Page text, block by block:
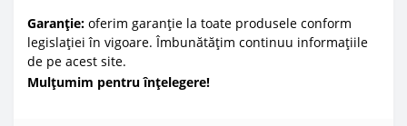
Garanție: oferim garanție la toate produsele conform
legislației în vigoare. Îmbunătățim continuu informațiile
de pe acest site.
Mulțumim pentru înțelegere!